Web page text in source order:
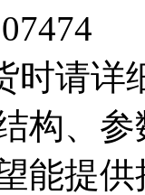
时请详
构、
能提